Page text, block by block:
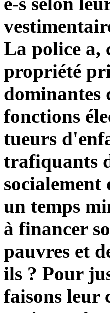
La police a,
propriété
dominantes
fonctions
tueurs
trafiquants
un temps
à financer
pauvres et
ils ? Pour
faisons leur